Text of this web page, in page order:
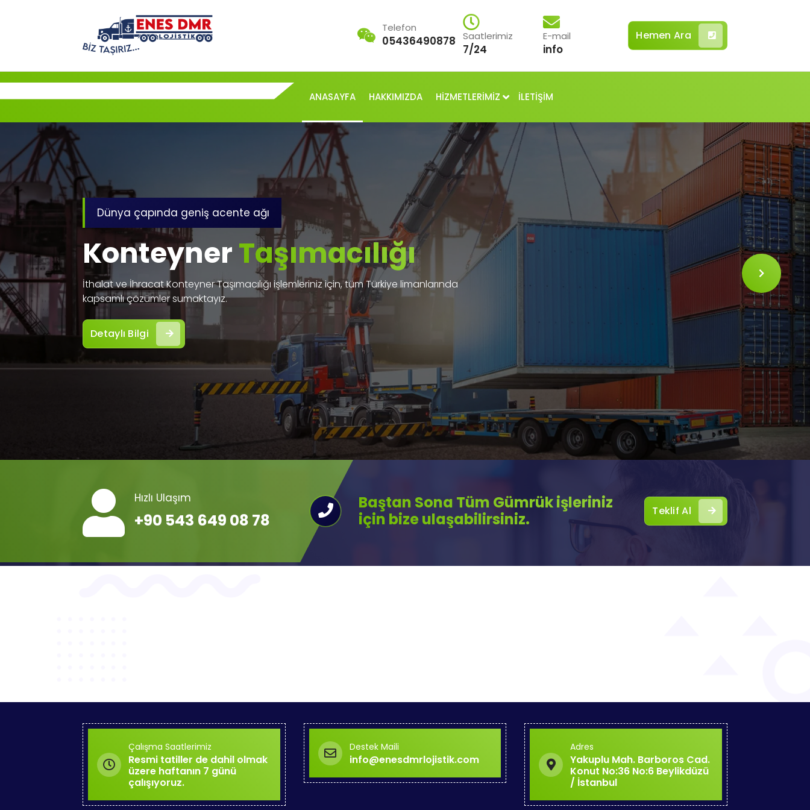
Telefon
05436490878 Saatlerimiz
7/24
E-mail
info
Hemen Ara
ANASAYFA HAKKIMIZDA HİZMETLERİMİZ İLETİŞİM
Dünya çapında geniş acente ağı
KonteynerTaşımacılığı
İthalat ve İhracat Konteyner Taşımacılığı işlemleriniz için, tüm Türkiye limanlarında
kapsamlı çözümler sumaktayız.
Detaylı Bilgi
Hızlı Ulaşım
+90 543 649 08 78
Baştan Sona Tüm Gümrük işleriniz
için bize ulaşabilirsiniz.
Teklif Al
Çalışma Saatlerimiz
Resmi tatiller de dahil olmak
üzere haftanın 7 günü
çalışıyoruz.
Destek Maili
info@enesdmrlojistik.com
Adres
Yakuplu Mah. Barboros Cad.
Konut No:36 No:6 Beylikdüzü
/ İstanbul